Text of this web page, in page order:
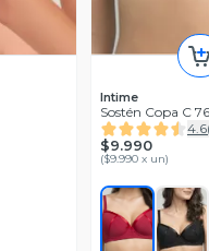
Intime
Sostén Copa C
4.6(
$9.990
($9.990 x un)